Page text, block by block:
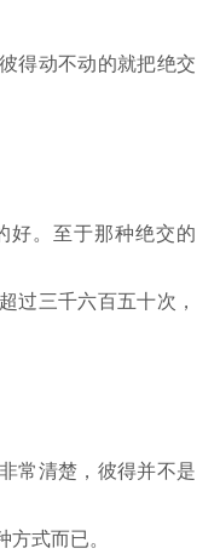
得动不动的就把绝交
好。至于那种绝交的
过三千六百五十次，
常清楚，彼得并不是
式而已。